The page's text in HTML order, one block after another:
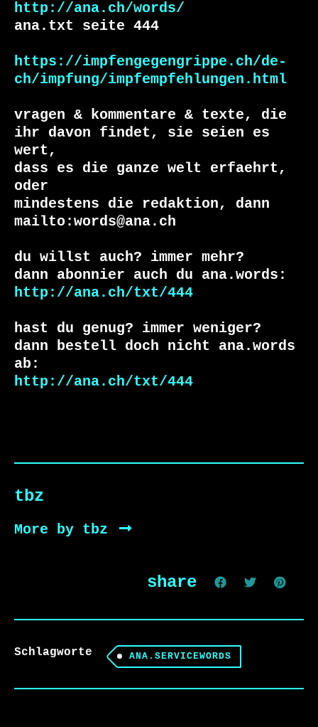
http://ana.ch/words/
ana.txt seite 444
https://impfengegengrippe.ch/de-
ch/impfung/impfempfehlungen.html
vragen & kommentare & texte, die
ihr davon findet, sie seien es
wert,
dass es die ganze welt erfaehrt,
oder
mindestens die redaktion, dann
mailto:words@ana.ch
du willst auch? immer mehr?
http://ana.ch/txt/444
hast du genug? immer weniger?
dann bestell doch nicht ana.words
http://ana.ch/txt/444
tbz
More by tbz
share
Schlagworte ANA.SERVICEWORDS